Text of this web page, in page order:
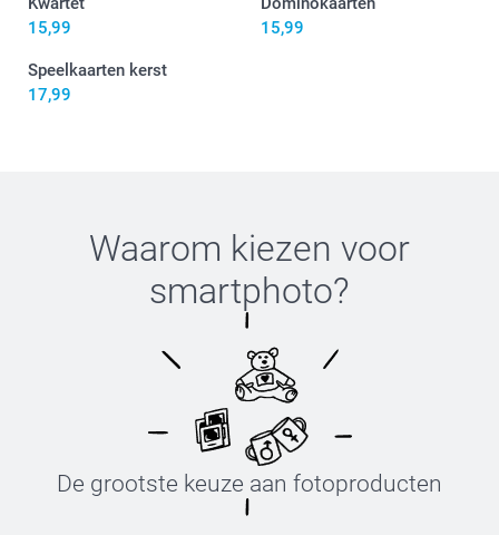
15,99
15,99
Speelkaarten kerst
17,99
Waarom kiezen voor
smartphoto?
De grootste keuze aan fotoproducten